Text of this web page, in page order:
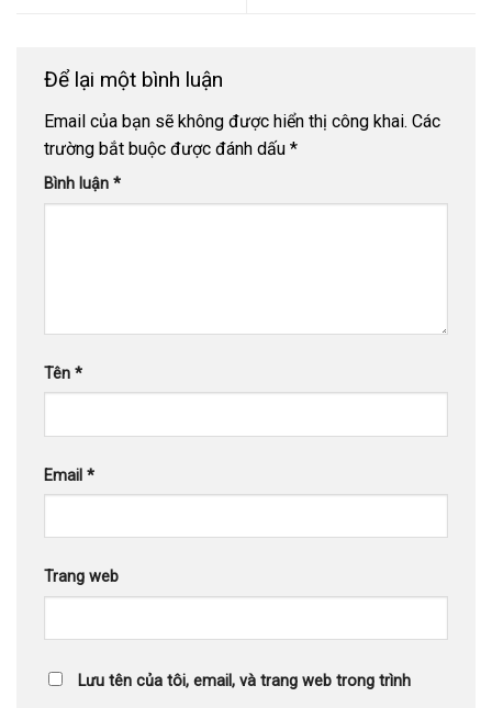
Để lại một bình luận
Email của bạn sẽ không được hiển thị công khai. Các
trường bắt buộc được đánh dấu *
Bình luận *
Tên *
Email *
Trang web
Lưu tên của tôi, email, và trang web trong trình